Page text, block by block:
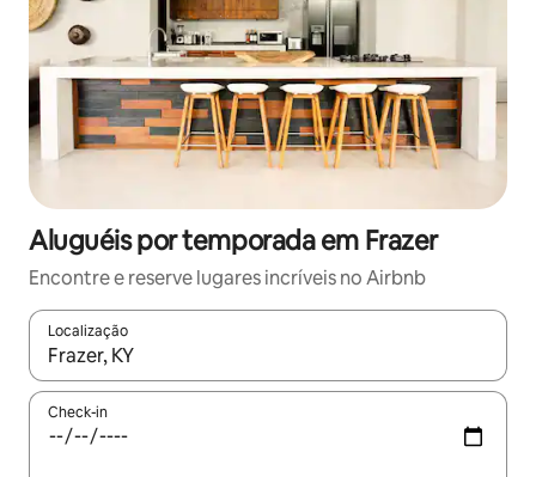
Aluguéis por temporada em Frazer
Encontre e reserve lugares incríveis no Airbnb
Localização
Quando os resultados estiverem disponíveis, explore-os
Check-in